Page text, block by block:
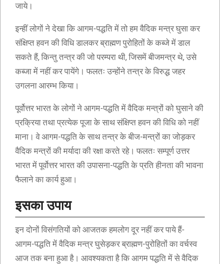
जाये।
इन्हीं लोगों ने देखा कि आगम-पद्धति में तो हम वैदिक मन्त्र घुसा कर
संक्षिप्त हवन की विधि डालकर ब्राह्मण पुरोहितों के कब्जे में डाल
सकते हैं, किन्तु तन्त्र की जो परम्परा थी, जिसमें बीजमन्त्र थे, उसे
कब्जा में नहीं कर पायेंगे। फलतः उन्होंने तन्त्र के विरुद्ध जहर
उगलना आरम्भ किया।
पूर्वोत्तर भारत के लोगों ने आगम-पद्धति में वैदिक मन्त्रों को घुसाने की
प्रक्रिया तथा प्रत्येक पूजा के साथ संक्षिप्त हवन की विधि को नहीं
माना। वे आगम-पद्धति के साथ तन्त्र के बीज-मन्त्रों का जोड़कर
वैदिक मन्त्रों की मर्यादा की रक्षा करते रहे। फलतः सम्पूर्ण उत्तर
भारत में पूर्वोत्तर भारत की उपासना-पद्धति के प्रति हीनता की भावना
फैलाने का कार्य हुआ।
इसका उपाय
इन दोनों विसंगतियों को आजतक हमलोग दूर नहीं कर पाये हैं-
आगम-पद्धति में वैदिक मन्त्र घुसेड़कर ब्राह्मण-पुरोहितों का वर्चस्व
आज तक बना हुआ है। आवश्यकता है कि आगम पद्धति में से वैदिक